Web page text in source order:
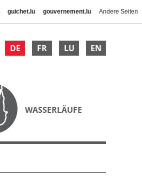
guichet.lu gouvernement.lu Andere Seiten
DE FR LU EN
WASSERLÄUFE